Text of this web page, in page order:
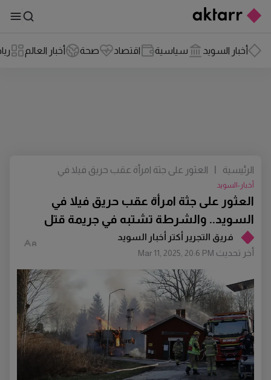
أخبار السويد سياسية اقتصاد صحة أخبار العالم
فريق التجرير أكتر أخبار السويد
أخر تحديث Mar 11, 2025, 20:6 PM
العثور على جثة امرأة عقب حريق فيلا في
السويد.. والشرطة تشتبه في جريمة قتل
أخبار-السويد
الرئيسية |
العثور على جثة امرأة عقب حريق فيلا في